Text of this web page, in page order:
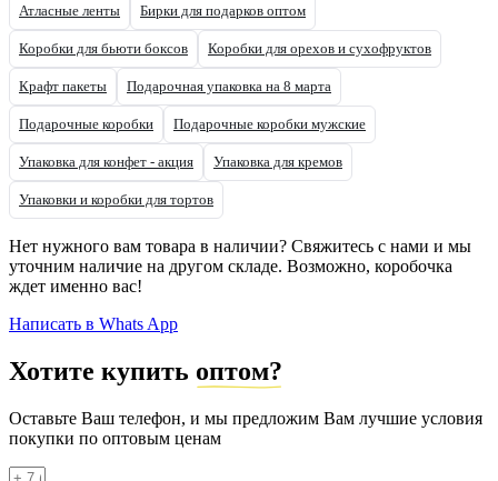
Атласные ленты Бирки для подарков оптом
Коробки для бьюти боксов Коробки для орехов и сухофруктов
Крафт пакеты Подарочная упаковка на 8 марта
Подарочные коробки Подарочные коробки мужские
Упаковка для конфет - акция Упаковка для кремов
Упаковки и коробки для тортов
Нет нужного вам товара в наличии? Свяжитесь с нами и мы
уточним наличие на другом складе. Возможно, коробочка
ждет именно вас!
Написать в Whats App
Хотите купить оптом?
Оставьте Ваш телефон, и мы предложим Вам лучшие условия
покупки по оптовым ценам